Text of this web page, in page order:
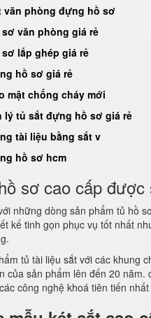
văn phòng đựng hồ sơ
văn phòng giá rẻ
lắp ghép giá rẻ
hồ sơ giá rẻ
mật chống cháy mới
lý tủ sắt đựng hồ sơ giá rẻ
tài liệu bằng sắt v
hồ sơ hcm
sơ cao cấp
những dòng sản phẩm tủ hồ
kế tinh gọn phục vụ tốt nhất
tủ tài liệu sắt với các khung
của sản phẩm lên đến 20
công nghệ khoá tiên tiến